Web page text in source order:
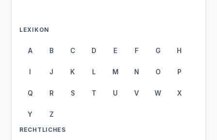
LEXIKON
A B C D E F G H
I J K L M N O P
Q R S T U V W X
Y Z
RECHTLICHES